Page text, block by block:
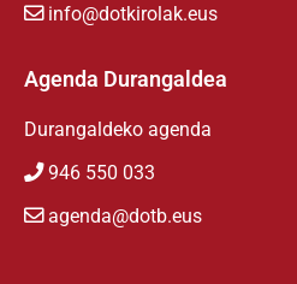
info@dotkirolak.eus
Agenda Durangaldea
Durangaldeko agenda
946 550 033
agenda@dotb.eus